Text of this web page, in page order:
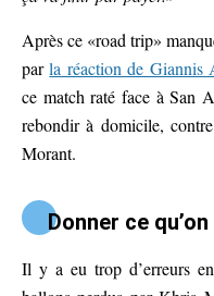
Après ce «road trip»
parla réaction de Giannis
ce match raté face à San
rebondir à domicile,
Morant.
Donner ce
Il y a eu trop d’erreurs